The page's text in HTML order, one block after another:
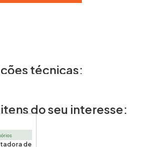
técnicas:
do seu interesse:
de